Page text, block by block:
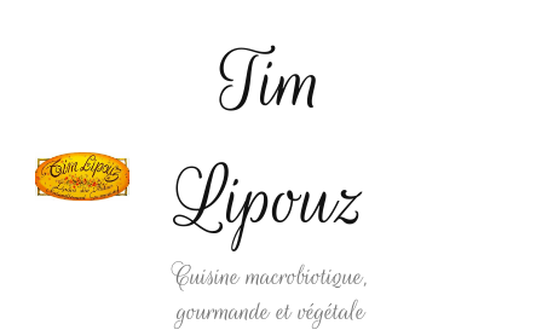
Tim
Lipouz
Cuisine macrobiotique,
gourmande et végétale